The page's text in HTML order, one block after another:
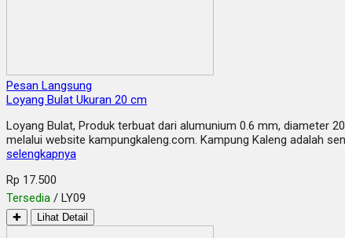
Pesan Langsung
Loyang Bulat Ukuran 20 cm
Loyang Bulat, Produk terbuat dari alumunium 0.6 mm, diameter
melalui website kampungkaleng.com. Kampung Kaleng adalah
selengkapnya
Rp 17.500
Tersedia / LY09
✚ Lihat Detail